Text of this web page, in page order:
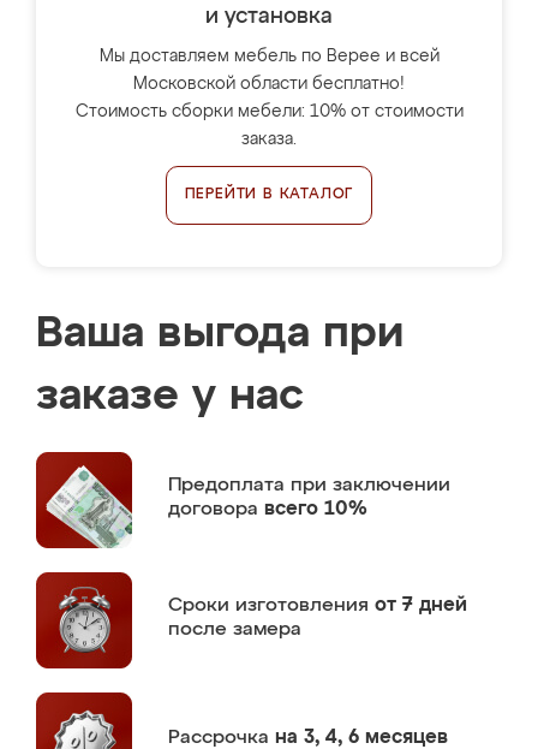
и установка
Мы доставляем мебель по Верее и всей
Московской области бесплатно!
Стоимость сборки мебели: 10% от стоимости
заказа.
ПЕРЕЙТИ В КАТАЛОГ
Ваша выгода при
заказе у нас
Предоплата при заключении
договора всего 10%
Сроки изготовления от 7 дней
после замера
Рассрочка на 3, 4, 6 месяцев